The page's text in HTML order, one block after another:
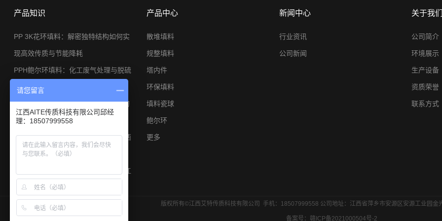
产品知识
PP 3K花环填料：解密独特结构如何实
现高效传质与节能降耗
PPH鲍尔环填料：化工废气处理与脱硫
系统的节能利器
φ25金属矩鞍环：小塔径高分离工况的
应用与选型思路
陶瓷矩鞍环填料焦炉煤气脱硫专用江西
艾特厂家
陶瓷鲍尔环填料硫酸干燥塔耐酸散堆江
西艾特厂家
产品中心
散堆填料
规整填料
塔内件
环保填料
填料瓷球
鲍尔环
更多
新闻中心
行业资讯
公司新闻
关于我
公司简介
环境展示
生产设备
资质荣誉
联系方式
版权所有©江西艾特传质科技有限公司 手机：18507999558 公司地址：江西省萍乡市安源区安源工业园金
备案号： 赣ICP备2021000504号-2
请您留言
江西AITE传质科技有限公司邱经
理：18507999558